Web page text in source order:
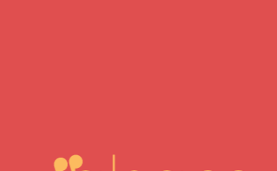
Alsace Référencement Le blog de